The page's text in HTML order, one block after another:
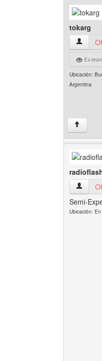
tokarg
tokarg
Ex-
Ubicación:
Argentina
↑
Semi-
Ubicación: En